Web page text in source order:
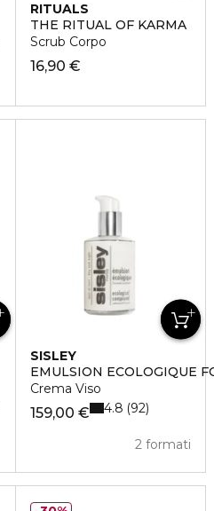
RITUALS
THE RITUAL OF KARMA
Scrub Corpo
16,90 €
SISLEY
EMULSION ECOLOGIQUE
Crema Viso
159,00 €
2 formati
4.8 92